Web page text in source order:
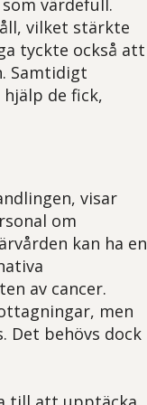
vilket stärkte
tyckte också att
Samtidigt
de fick,
visar
om
kan ha en
av cancer.
men
Det behövs dock